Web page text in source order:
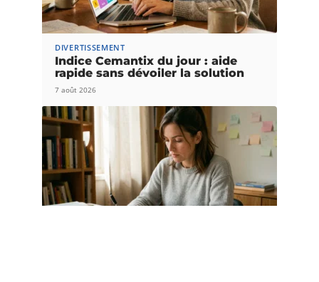
DIVERTISSEMENT
Indice Cemantix du jour : aide
rapide sans dévoiler la solution
7 août 2026